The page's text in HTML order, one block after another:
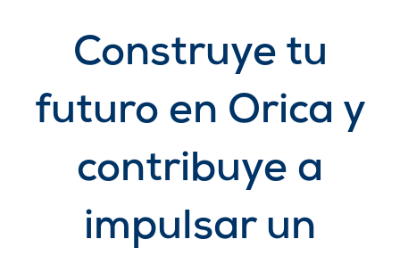
Construye tu
futuro en Orica y
contribuye a
impulsar un